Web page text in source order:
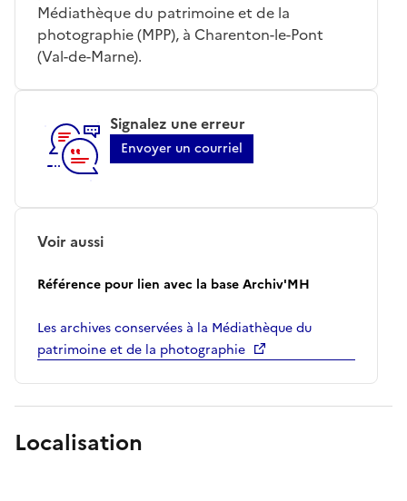
Médiathèque du patrimoine et de la
photographie (MPP), à Charenton-le-Pont
(Val-de-Marne).
Signalez une erreur
Envoyer un courriel
Voir aussi
Référence pour lien avec la base Archiv'MH
Les archives conservées à la Médiathèque du
patrimoine et de la photographie
Localisation